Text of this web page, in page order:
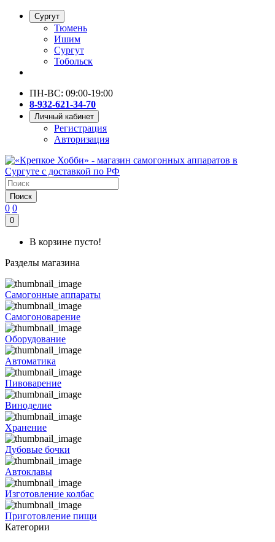
Сургут
Тюмень
Ишим
Сургут
Тобольск
ПН-ВС: 09:00-19:00
8-932-621-34-70
Личный кабинет
Регистрация
Авторизация
Поиск
0 0
0
В корзине пусто!
Разделы магазина
Самогонные аппараты
Самогоноварение
Оборудование
Автоматика
Пивоварение
Виноделие
Хранение
Дубовые бочки
Автоклавы
Изготовление колбас
Приготовление пищи
Категории